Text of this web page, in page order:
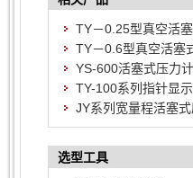
TY－0.25型真空活
TY－0.6型真空活塞
YS-600活塞式压力计
TY-100系列指针显
JY系列宽量程活塞
选型工具